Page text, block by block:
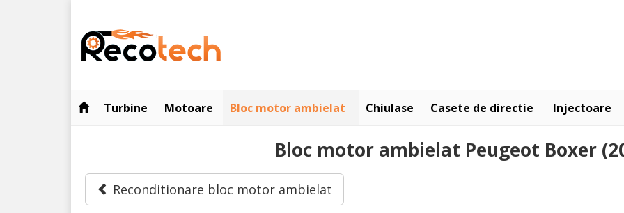
Turbine Motoare Bloc motor ambielat Chiulase Casete de directie Injectoare
Bloc motor ambielat Peugeot Boxer
Reconditionare bloc motor ambielat